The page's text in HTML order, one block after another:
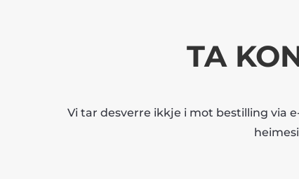
TA
Vi tar desverre ikkje i mot bestilling via